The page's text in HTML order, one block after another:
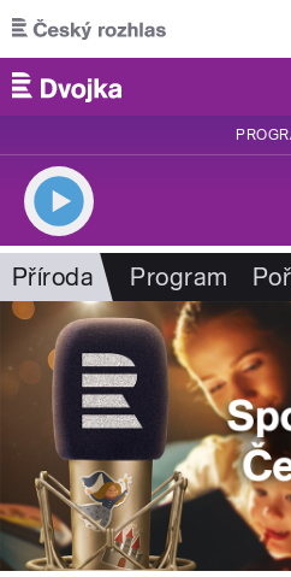
Přejít k hlavnímu obsahu
Příroda Program